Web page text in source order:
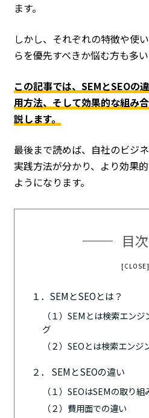
ます。
しかし、それぞれの特徴や使
らを優先すべきか悩む方も多い
この記事では、SEMとSEOの
用方法、そして効果的な組み
説します。
最後まで読めば、自社のビジ
実践方法が分かり、より効果
ようになります。
[CLOSE]
目次
１．SEMとSEOとは？
（１）SEMとは検索エン
グ
（２）SEOとは検索エン
２． SEMとSEOの違い
（１）SEOはSEMの取り組
（２）費用面での違い